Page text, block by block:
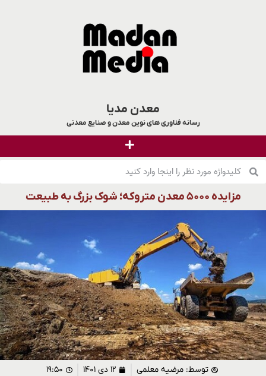
معدن مدیا
رسانه فناوری های نوین معدن و صنایع معدنی
مزایده ۵۰۰۰ معدن متروکه؛ شوک بزرگ به طبیعت
توسط: مرضیه معلمی ۱۲ دی ۱۴۰۱ ۱۹:۵۰